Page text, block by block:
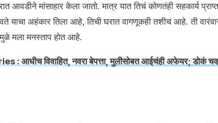
आवडीने मांसाहार केला जातो. मात्र यात तिचं कोणतंही सहकार्य
याचा अहंकार तिला आहे, तिची घरात वागणूकही तशीच आहे. ती
मला मनस्ताप होत आहे.
: आधीच विवाहित, नवरा बेपत्ता, मुलीसोबत आईचंही अफेयर; डोकं